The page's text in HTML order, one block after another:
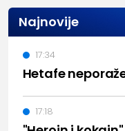
Najnovije
Hetafe
17:34
17:18